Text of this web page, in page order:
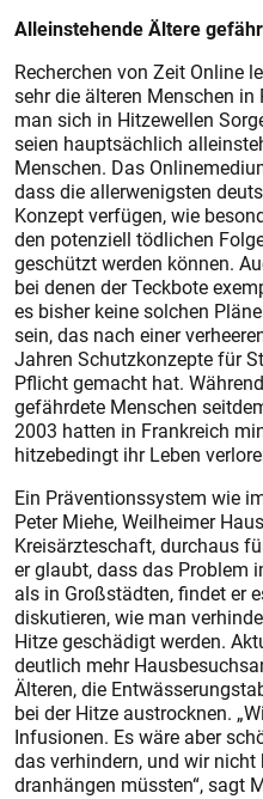
Alleinstehende Ältere
Recherchen von Zeit Online
sehr die älteren Menschen
man sich in Hitzewellen
seien hauptsächlich
Menschen. Das
dass die allerwenigsten
Konzept verfügen, wie
den potenziell tödlichen
geschützt werden können.
bei denen der Teckbote
es bisher keine solchen
sein, das nach einer
Jahren Schutzkonzepte für
Pflicht gemacht hat.
gefährdete Menschen
2003 hatten in Frankreich
hitzebedingt ihr Leben
Ein Präventionssystem wie
Peter Miehe, Weilheimer
Kreisärzteschaft, durchaus
er glaubt, dass das Problem
als in Großstädten, findet er
diskutieren, wie man
Hitze geschädigt werden.
deutlich mehr
Älteren, die
bei der Hitze austrocknen.
Infusionen. Es wäre aber
das verhindern, und wir
dranhängen müssten“, sagt